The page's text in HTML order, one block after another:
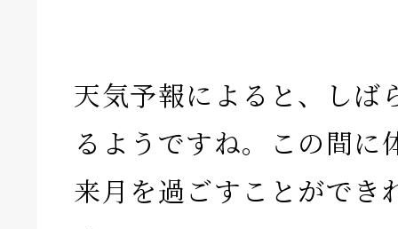
天気予報によると、しば
るようですね。この間に
来月を過ごすことができ